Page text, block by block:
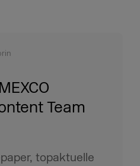
Team
topaktuelle